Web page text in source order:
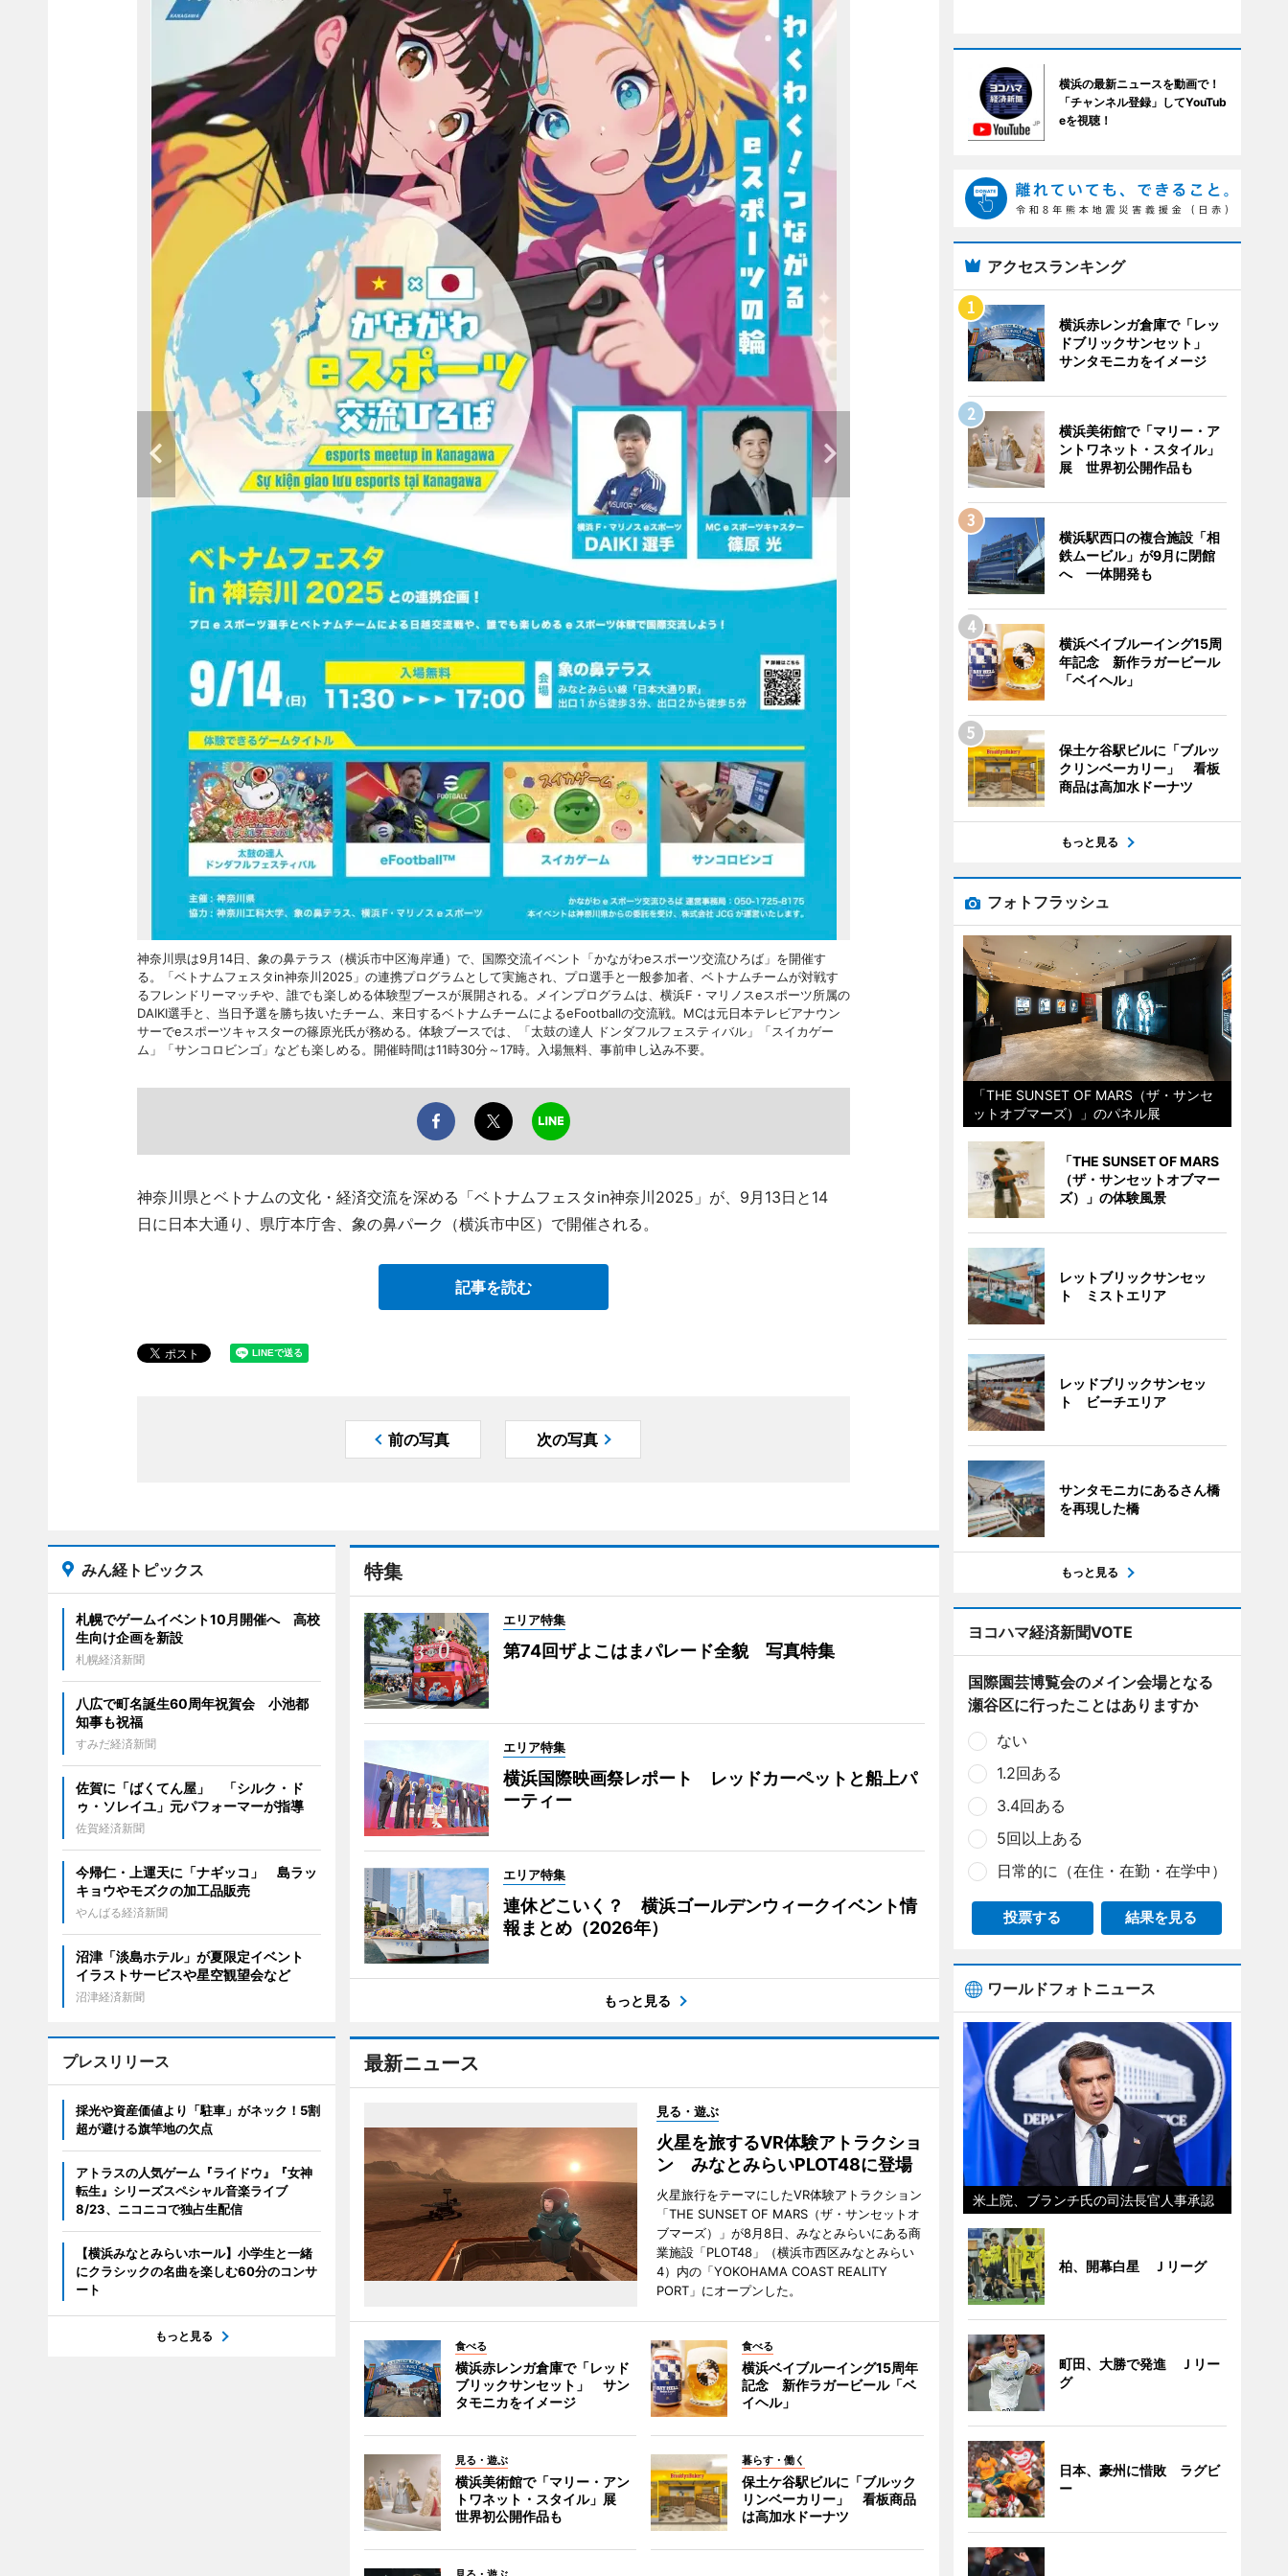
神奈川県は9月14日、象の鼻テラス（横浜市中区海岸通）で、国際交流イベント「かながわeスポーツ交流ひろば」を開催す
る。「ベトナムフェスタin神奈川2025」の連携プログラムとして実施され、プロ選手と一般参加者、ベトナムチームが対戦す
るフレンドリーマッチや、誰でも楽しめる体験型ブースが展開される。メインプログラムは、横浜F・マリノスeスポーツ所属の
DAIKI選手と、当日予選を勝ち抜いたチーム、来日するベトナムチームによるeFootballの交流戦。MCは元日本テレビアナウン
サーでeスポーツキャスターの篠原光氏が務める。体験ブースでは、「太鼓の達人 ドンダフルフェスティバル」「スイカゲー
ム」「サンコロビンゴ」なども楽しめる。開催時間は11時30分～17時。入場無料、事前申し込み不要。
神奈川県とベトナムの文化・経済交流を深める「ベトナムフェスタin神奈川2025」が、9月13日と14
日に日本大通り、県庁本庁舎、象の鼻パーク（横浜市中区）で開催される。
記事を読む
前の写真 次の写真
特集
エリア特集
第74回ザよこはまパレード全貌 写真特集
エリア特集
横浜国際映画祭レポート レッドカーペットと船上パ
ーティー
エリア特集
連休どこいく？ 横浜ゴールデンウィークイベント情
報まとめ（2026年）
もっと見る
最新ニュース
見る・遊ぶ
火星を旅するVR体験アトラクショ
ン みなとみらいPLOT48に登場
火星旅行をテーマにしたVR体験アトラクション
「THE SUNSET OF MARS（ザ・サンセットオ
ブマーズ）」が8月8日、みなとみらいにある商
業施設「PLOT48」（横浜市西区みなとみらい
4）内の「YOKOHAMA COAST REALITY
PORT」にオープンした。
食べる
横浜赤レンガ倉庫で「レッド
ブリックサンセット」 サン
タモニカをイメージ
食べる
横浜ベイブルーイング15周年
記念 新作ラガービール「ベ
イヘル」
見る・遊ぶ
横浜美術館で「マリー・アン
トワネット・スタイル」展
世界初公開作品も
暮らす・働く
保土ケ谷駅ビルに「ブルック
リンベーカリー」 看板商品
は高加水ドーナツ
みん経トピックス
札幌でゲームイベント10月開催へ 高校
生向け企画を新設
札幌経済新聞
八広で町名誕生60周年祝賀会 小池都
知事も祝福
すみだ経済新聞
佐賀に「ばくてん屋」 「シルク・ド
ゥ・ソレイユ」元パフォーマーが指導
佐賀経済新聞
今帰仁・上運天に「ナギッコ」 島ラッ
キョウやモズクの加工品販売
やんばる経済新聞
沼津「淡島ホテル」が夏限定イベント
イラストサービスや星空観望会など
沼津経済新聞
プレスリリース
採光や資産価値より「駐車」がネック！5割
超が避ける旗竿地の欠点
アトラスの人気ゲーム『ライドウ』『女神
転生』シリーズスペシャル音楽ライブ
8/23、ニコニコで独占生配信
【横浜みなとみらいホール】小学生と一緒
にクラシックの名曲を楽しむ60分のコンサ
ート
もっと見る
横浜の最新ニュースを動画で！
「チャンネル登録」してYouTub
eを視聴！
アクセスランキング
横浜赤レンガ倉庫で「レッ
ドブリックサンセット」
サンタモニカをイメージ
横浜美術館で「マリー・ア
ントワネット・スタイル」
展 世界初公開作品も
横浜駅西口の複合施設「相
鉄ムービル」が9月に閉館
へ 一体開発も
横浜ベイブルーイング15周
年記念 新作ラガービール
「ベイヘル」
保土ケ谷駅ビルに「ブルッ
クリンベーカリー」 看板
商品は高加水ドーナツ
もっと見る
フォトフラッシュ
「THE SUNSET OF MARS（ザ・サンセ
ットオブマーズ）」のパネル展
「THE SUNSET OF MARS
（ザ・サンセットオブマー
ズ）」の体験風景
レットブリックサンセッ
ト ミストエリア
レッドブリックサンセッ
ト ビーチエリア
サンタモニカにあるさん橋
を再現した橋
もっと見る
ヨコハマ経済新聞VOTE
国際園芸博覧会のメイン会場となる
瀬谷区に行ったことはありますか
ない
1.2回ある
3.4回ある
5回以上ある
日常的に（在住・在勤・在学中）
投票する 結果を見る
ワールドフォトニュース
米上院、ブランチ氏の司法長官人事承認
柏、開幕白星 Ｊリーグ
町田、大勝で発進 Ｊリー
グ
日本、豪州に惜敗 ラグビ
ー